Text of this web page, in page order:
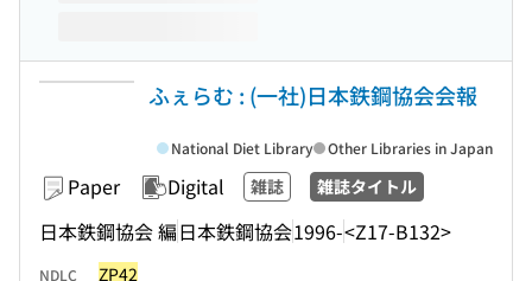
ふぇらむ : (一社)日本鉄鋼協会会報
Paper Digital 雑誌 雑誌タイトル
日本鉄鋼協会 編日本鉄鋼協会1996-<Z17-B132>
National Diet Library Other Libraries in Japan
NDLC ZP42